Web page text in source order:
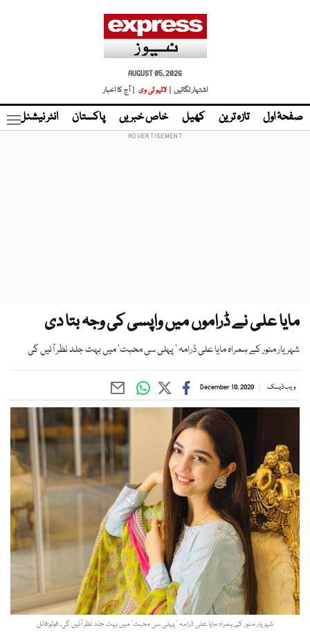
AUGUST 05, 2026
اشتہار لگائیں |
لائیو ٹی وی | آج کا اخبار
صفحۂ اول تازہ ترین کھیل خاص خبریں پاکستان انٹر نیشنل
مایا علی نے ڈراموں میں واپسی کی وجہ بتا دی
شہریار منور کے ہمراہ مایا علی ڈرامہ ’ پہلی سی محبت‘ میں بہت جلد نظر آئیں گی
ویب ڈیسک December 10, 2020
شہریار منور کے ہمراہ مایا علی ڈرامہ ’ پہلی سی محبت‘ میں بہت جلد نظر آئیں گی۔ فوٹو:فائل